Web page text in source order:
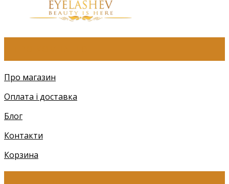
Про магазин
Оплата і доставка
Блог
Контакти
Корзина